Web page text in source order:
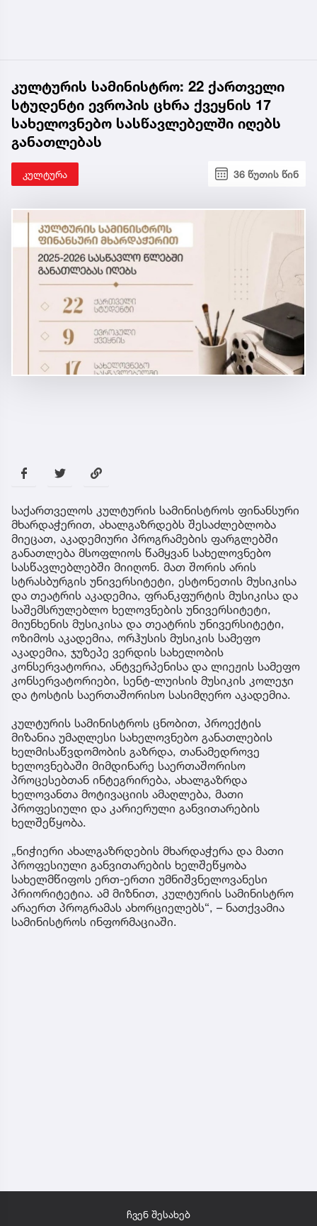
კულტურის სამინისტრო: 22 ქართველი
სტუდენტი ევროპის ცხრა ქვეყნის 17
სახელოვნებო სასწავლებელში იღებს
განათლებას
კულტურა 36 წუთის წინ
საქართველოს კულტურის სამინისტროს ფინანსური
მხარდაჭერით, ახალგაზრდებს შესაძლებლობა
მიეცათ, აკადემიური პროგრამების ფარგლებში
განათლება მსოფლიოს წამყვან სახელოვნებო
სასწავლებლებში მიიღონ. მათ შორის არის
სტრასბურგის უნივერსიტეტი, ესტონეთის მუსიკისა
და თეატრის აკადემია, ფრანკფურტის მუსიკისა და
საშემსრულებლო ხელოვნების უნივერსიტეტი,
მიუნხენის მუსიკისა და თეატრის უნივერსიტეტი,
ოზიმოს აკადემია, ორჰუსის მუსიკის სამეფო
აკადემია, ჯუზეპე ვერდის სახელობის
კონსერვატორია, ანტვერპენისა და ლიეჟის სამეფო
კონსერვატორიები, სენტ-ლუისის მუსიკის კოლეჯი
და ტოსტის საერთაშორისო სასიმღერო აკადემია.
კულტურის სამინისტროს ცნობით, პროექტის
მიზანია უმაღლესი სახელოვნებო განათლების
ხელმისაწვდომობის გაზრდა, თანამედროვე
ხელოვნებაში მიმდინარე საერთაშორისო
პროცესებთან ინტეგრირება, ახალგაზრდა
ხელოვანთა მოტივაციის ამაღლება, მათი
პროფესიული და კარიერული განვითარების
ხელშეწყობა.
„ნიჭიერი ახალგაზრდების მხარდაჭერა და მათი
პროფესიული განვითარების ხელშეწყობა
სახელმწიფოს ერთ-ერთი უმნიშვნელოვანესი
პრიორიტეტია. ამ მიზნით, კულტურის სამინისტრო
არაერთ პროგრამას ახორციელებს“, – ნათქვამია
სამინისტროს ინფორმაციაში.
ჩვენ შესახებ